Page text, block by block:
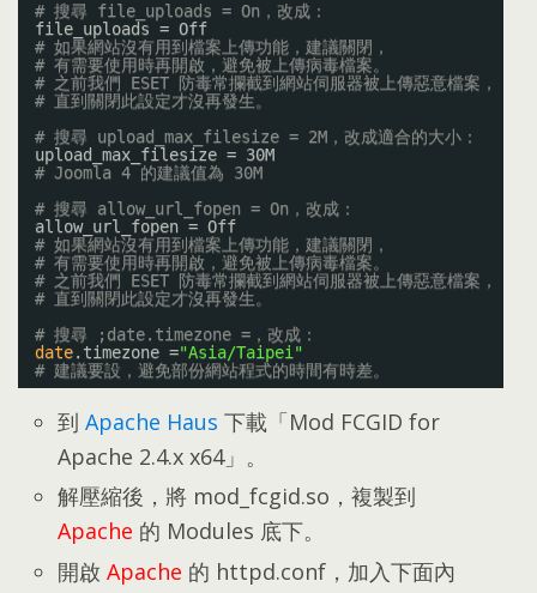
# 搜尋 file_uploads = On，改成：
file_uploads = Off
# 如果網站沒有用到檔案上傳功能，建議關閉，
# 有需要使用時再開啟，避免被上傳病毒檔案。
# 之前我們 ESET 防毒常攔截到網站伺服器被上傳惡意檔案，
# 直到關閉此設定才沒再發生。
# 搜尋 upload_max_filesize = 2M，改成適合的大小：
upload_max_filesize = 30M
# Joomla 4 的建議值為 30M
# 搜尋 allow_url_fopen = On，改成：
allow_url_fopen = Off
# 如果網站沒有用到檔案上傳功能，建議關閉，
# 有需要使用時再開啟，避免被上傳病毒檔案。
# 之前我們 ESET 防毒常攔截到網站伺服器被上傳惡意檔案，
# 直到關閉此設定才沒再發生。
# 搜尋 ;date.timezone =，改成：
date.timezone ="Asia/Taipei"
# 建議要設，避免部份網站程式的時間有時差。
到 Apache Haus 下載「Mod FCGID for
Apache 2.4.x x64」 。
解壓縮後 ， 將 mod_fcgid.so ，複製到
Apache 的 Modules 底下。
開啟 Apache 的 httpd.conf ， 加入下面內